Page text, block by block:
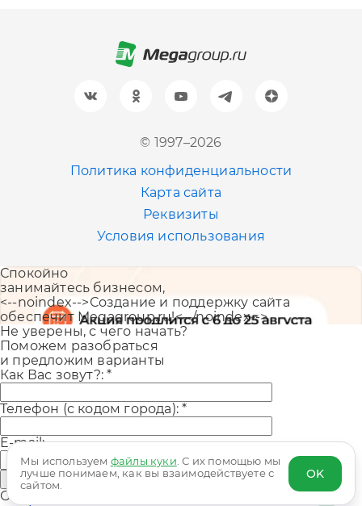
© 1997–2026
Политика конфиденциальности
Карта сайта
Реквизиты
Условия использования
+7 (961) 999-93-93
+7 (383) 207-80-51
+7 (843) 202-41-47
+7 (343) 226-06-71
Мы используем файлы куки . С их помощью мы
лучше понимаем, как вы взаимодействуете с
сайтом.
OK
Спокойно
занимайтесь бизнесом,
<--noindex-->Создание и поддержку сайта
обеспечит Megagroup.ru!<--/noindex-->
Не уверены, с чего начать?
Поможем разобраться
и предложим варианты
Как Вас зовут?:*
Телефон (с кодом города):*
E-mail:
Отправить
Оставляя заявку, вы принимаете
политику